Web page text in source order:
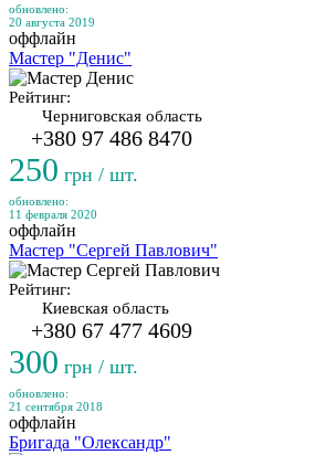
обновлено:
20 августа 2019
оффлайн
Мастер "Денис"
Рейтинг:
Черниговская область
+380 97 486 8470
250 грн / шт.
обновлено:
11 февраля 2020
оффлайн
Мастер "Сергей Павлович"
Рейтинг:
Киевская область
+380 67 477 4609
300 грн / шт.
обновлено:
21 сентября 2018
оффлайн
Бригада "Олександр"